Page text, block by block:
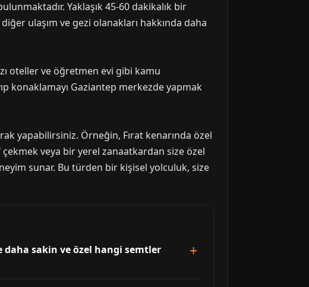
Yaklaşık 45-60 dakikalık bir
ulaşım ve gezi olanakları hakkında daha
oteller ve öğretmen evi gibi kamu
konaklamayı Gaziantep merkezde yapmak
yapabilirsiniz. Örneğin, Fırat kenarında özel
veya bir yerel zanaatkardan size özel
sunar. Bu türden bir kişisel yolculuk, size
daha sakin ve özel hangi semtler